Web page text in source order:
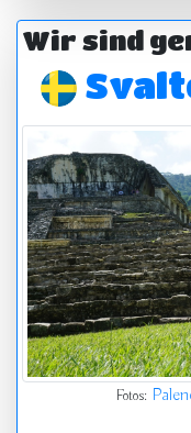
Wir sind
Fotos: